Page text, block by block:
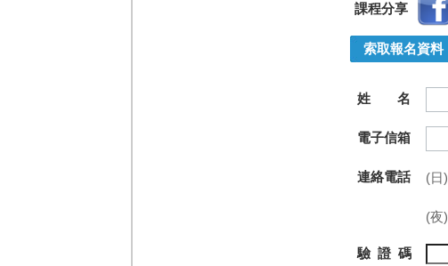
課程分享
索取報名資料
姓 名
電子信箱
連絡電話 (日)
(夜)
驗 證 碼